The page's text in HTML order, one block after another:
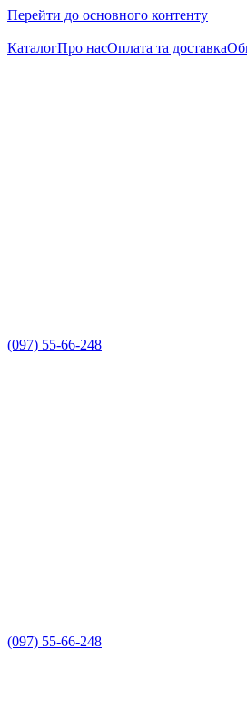
Перейти до основного контенту
КаталогПро насОплата та доставка
(097) 55-66-248
(097) 55-66-248